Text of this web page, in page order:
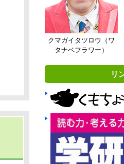
クマガイタツロウ（ワ
タナベフラワー）
リ